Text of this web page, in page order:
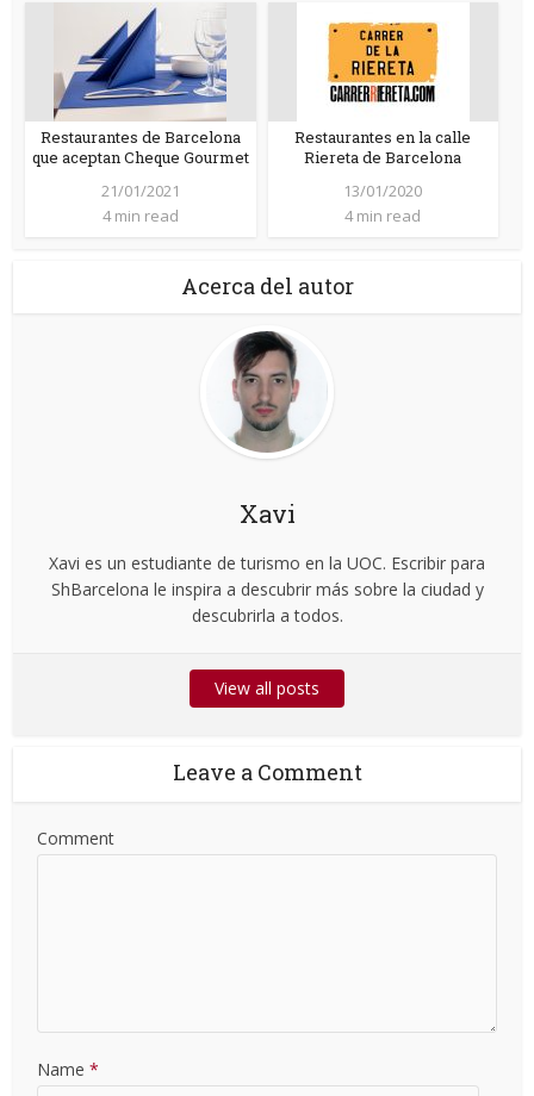
Restaurantes de Barcelona
que aceptan Cheque Gourmet
21/01/2021
4 min read
Restaurantes en la calle
Riereta de Barcelona
13/01/2020
4 min read
Acerca del autor
Xavi
Xavi es un estudiante de turismo en la UOC. Escribir para
ShBarcelona le inspira a descubrir más sobre la ciudad y
descubrirla a todos.
View all posts
Leave a Comment
Comment
Name *